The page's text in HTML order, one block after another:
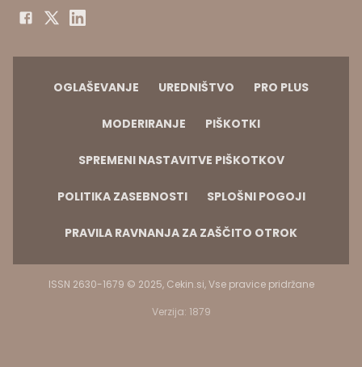
OGLAŠEVANJE UREDNIŠTVO PRO PLUS
MODERIRANJE PIŠKOTKI
SPREMENI NASTAVITVE PIŠKOTKOV
POLITIKA ZASEBNOSTI SPLOŠNI POGOJI
PRAVILA RAVNANJA ZA ZAŠČITO OTROK
ISSN 2630-1679 © 2025, Cekin.si, Vse pravice pridržane
Verzija: 1879